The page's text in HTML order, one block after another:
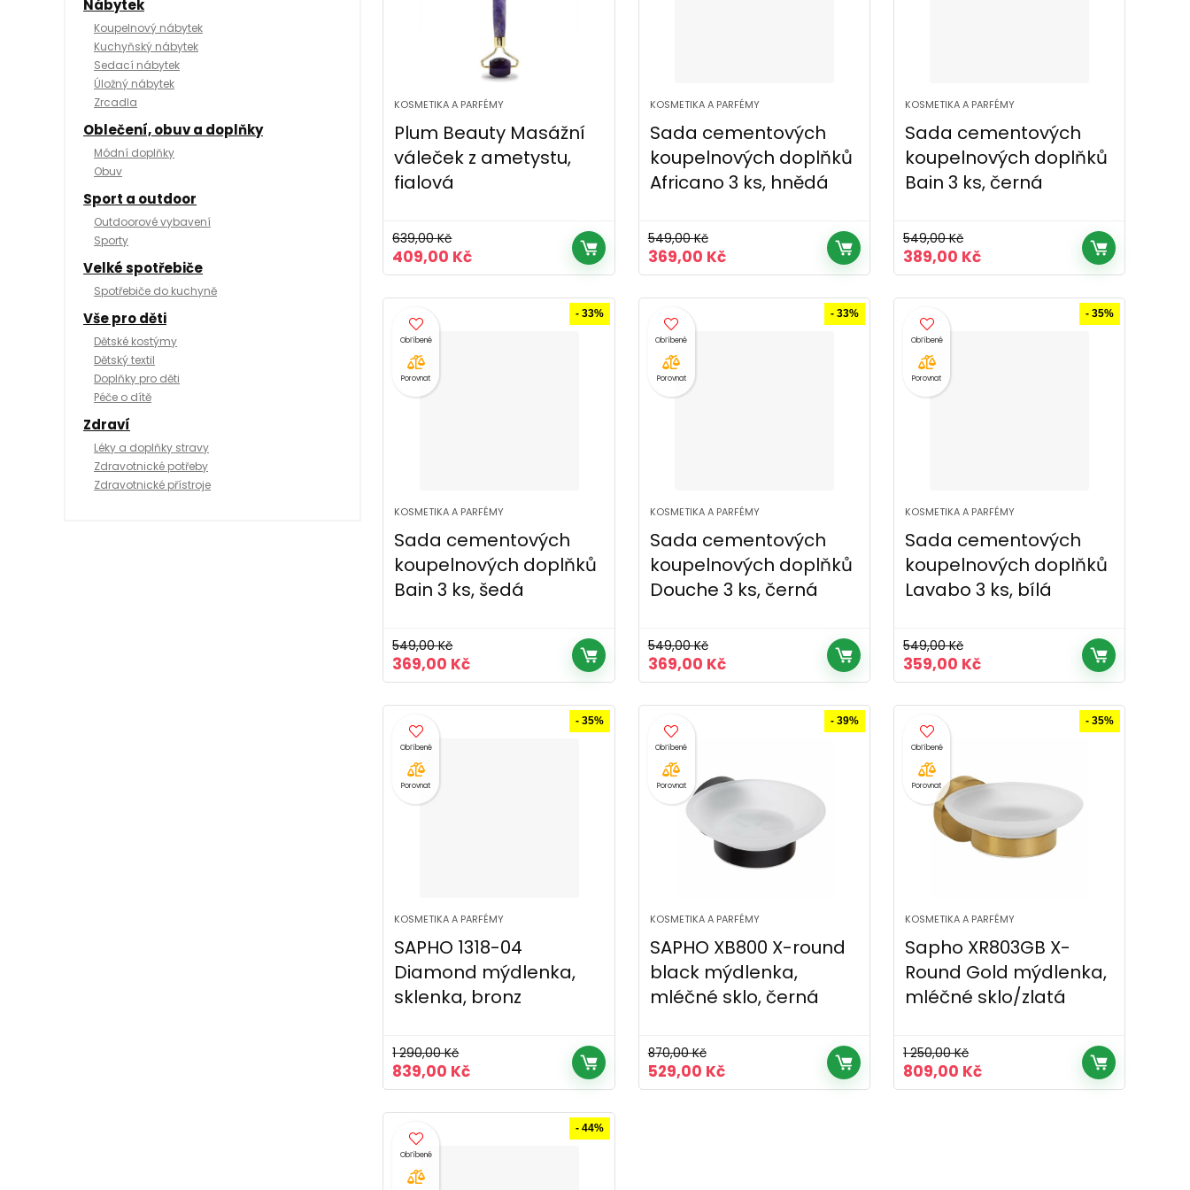
Nábytek
Koupelnový nábytek
Kuchyňský nábytek
Sedací nábytek
Úložný nábytek
Zrcadla
Oblečení, obuv a doplňky
Módní doplňky
Obuv
Sport a outdoor
Outdoorové vybavení
Sporty
Velké spotřebiče
Spotřebiče do kuchyně
Vše pro děti
Dětské kostýmy
Dětský textil
Doplňky pro děti
Péče o dítě
Zdraví
Léky a doplňky stravy
Zdravotnické potřeby
Zdravotnické přístroje
KOSMETIKA A PARFÉMY
Plum Beauty Masážní
váleček z ametystu,
fialová
639,00Kč
Původní
cena
409,00 KčAktuální
cena
KOSMETIKA A PARFÉMY
Sada cementových
koupelnových doplňků
Africano 3 ks, hnědá
549,00Kč
Původní
cena
369,00 KčAktuální
cena
KOSMETIKA A PARFÉMY
Sada cementových
koupelnových doplňků
Bain 3 ks, černá
549,00Kč
Původní
cena
389,00 KčAktuální
cena
Porovnat
- 33%
KOSMETIKA A PARFÉMY
Sada cementových
koupelnových doplňků
Bain 3 ks, šedá
549,00Kč
Původní
cena
369,00 KčAktuální
cena
Porovnat
- 33%
KOSMETIKA A PARFÉMY
Sada cementových
koupelnových doplňků
Douche 3 ks, černá
549,00Kč
Původní
cena
369,00 KčAktuální
cena
Porovnat
- 35%
KOSMETIKA A PARFÉMY
Sada cementových
koupelnových doplňků
Lavabo 3 ks, bílá
549,00Kč
Původní
cena
359,00 KčAktuální
cena
Porovnat
- 35%
KOSMETIKA A PARFÉMY
SAPHO 1318-04
Diamond mýdlenka,
sklenka, bronz
1 290,00Kč
Původní
cena
290,00 Kč.
839,00 KčAktuální
cena
Porovnat
- 39%
KOSMETIKA A PARFÉMY
SAPHO XB800 X-round
black mýdlenka,
mléčné sklo, černá
870,00Kč
Původní
cena
529,00 KčAktuální
cena
Porovnat
- 35%
KOSMETIKA A PARFÉMY
Sapho XR803GB X-
Round Gold mýdlenka,
mléčné sklo/zlatá
1 250,00Kč
Původní
cena
809,00 KčAktuální
cena
- 44%